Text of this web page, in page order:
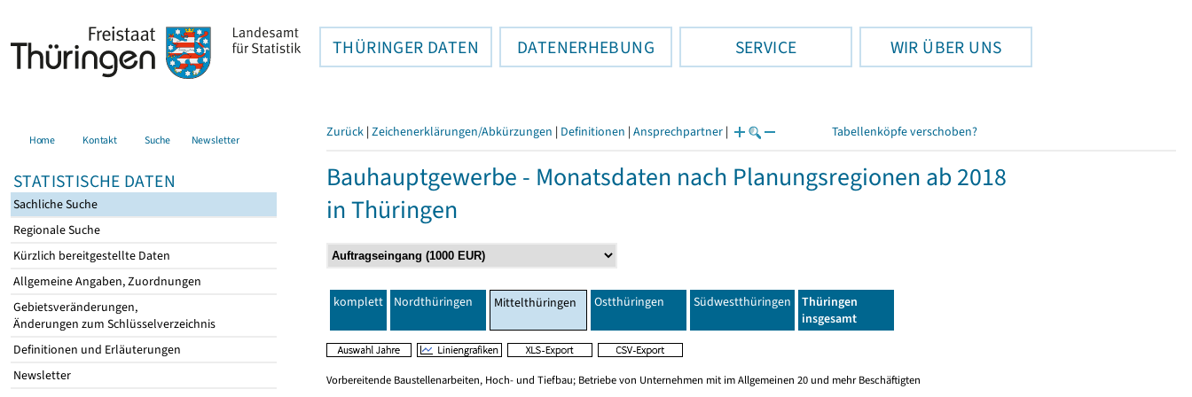
THÜRINGER DATEN DATENERHEBUNG SERVICE WIR ÜBER UNS
Home Kontakt Suche Newsletter
STATISTISCHE DATEN
Sachliche Suche
Regionale Suche
Kürzlich bereitgestellte Daten
Allgemeine Angaben, Zuordnungen
Gebietsveränderungen,
Änderungen zum Schlüsselverzeichnis
Definitionen und Erläuterungen
Newsletter
Zurück | Zeichenerklärungen/Abkürzungen | Definitionen | Ansprechpartner | Tabellenköpfe verschoben?
Bauhauptgewerbe - Monatsdaten nach Planungsregionen ab 2018
in Thüringen
komplett Nordthüringen Mittelthüringen Ostthüringen Südwestthüringen
Thüringen
insgesamt
Vorbereitende Baustellenarbeiten, Hoch- und Tiefbau; Betriebe von Unternehmen mit im Allgemeinen 20 und mehr Beschäftigten